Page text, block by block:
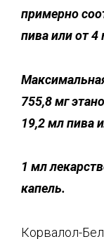
примерно
пива или от 4
755,8 мг
19,2 мл пива
1 мл
капель.
Корвалол-